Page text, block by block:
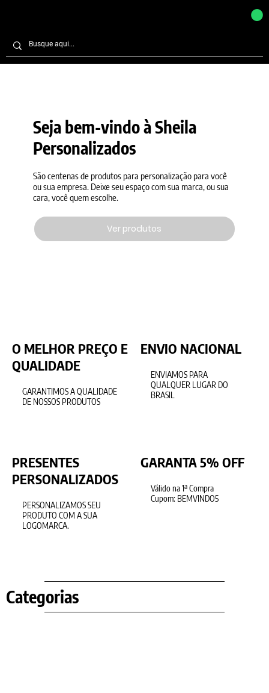
O MELHOR PREÇO E
QUALIDADE
GARANTIMOS A QUALIDADE
DE NOSSOS PRODUTOS
ENVIO NACIONAL
ENVIAMOS PARA
QUALQUER LUGAR DO
BRASIL
PRESENTES
PERSONALIZADOS
PERSONALIZAMOS SEU
PRODUTO COM A SUA
LOGOMARCA.
GARANTA 5% OFF
Válido na 1ª Compra
Cupom: BEMVINDO5
Categorias
Seja bem-vindo à Sheila
Personalizados
São centenas de produtos para personalização para você
ou sua empresa. Deixe seu espaço com sua marca, ou sua
cara, você quem escolhe.
Ver produtos